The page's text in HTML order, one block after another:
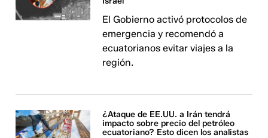
El Gobierno activó protocolos de
emergencia y recomendó a
ecuatorianos evitar viajes a la
región.
¿Ataque de EE.UU. a Irán tendrá
impacto sobre precio del petróleo
ecuatoriano? Esto dicen los analistas